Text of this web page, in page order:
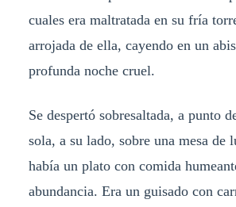
cuales era maltratada en su fría
arrojada de ella, cayendo en un
profunda noche cruel.
Se despertó sobresaltada, a punto
sola, a su lado, sobre una mesa de
había un plato con comida
abundancia. Era un guisado con